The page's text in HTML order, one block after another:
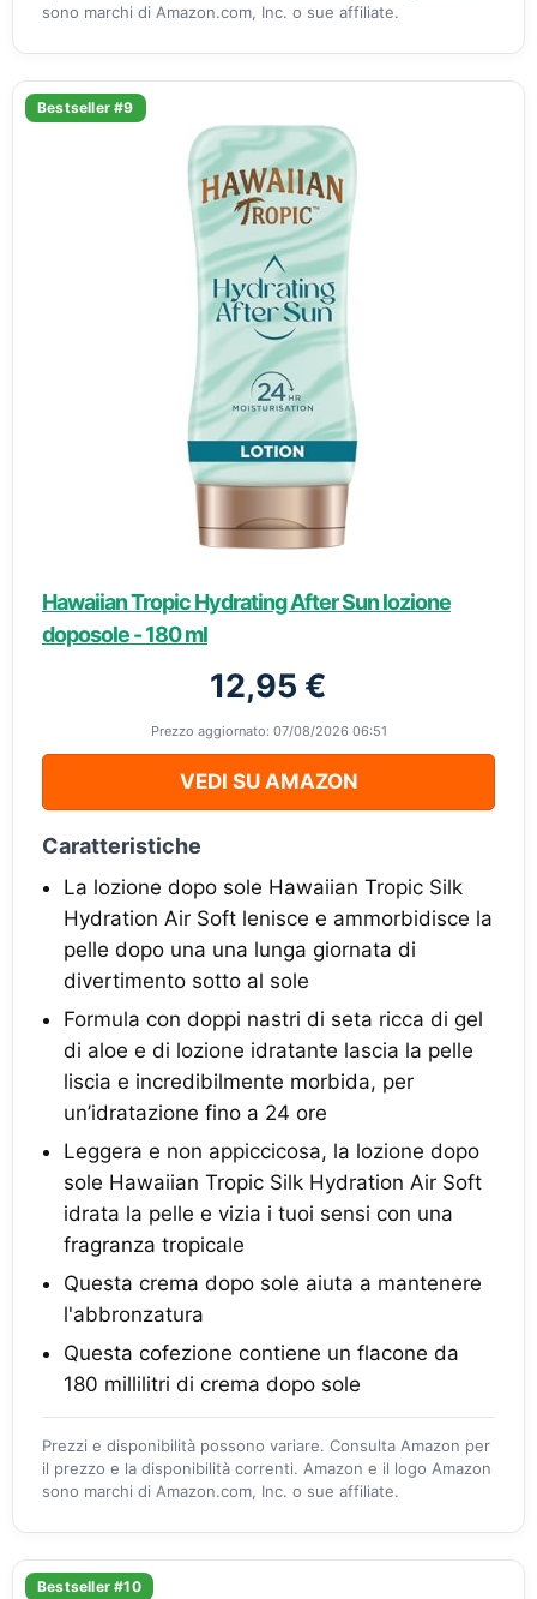
sono marchi di Amazon.com, Inc. o sue affiliate.
Bestseller #9
Hawaiian Tropic Hydrating After Sun lozione
doposole - 180 ml
12,95 €
Prezzo aggiornato: 07/08/2026 06:51
VEDI SU AMAZON
Caratteristiche
La lozione dopo sole Hawaiian Tropic Silk
Hydration Air Soft lenisce e ammorbidisce la
pelle dopo una una lunga giornata di
divertimento sotto al sole
Formula con doppi nastri di seta ricca di gel
di aloe e di lozione idratante lascia la pelle
liscia e incredibilmente morbida, per
un’idratazione fino a 24 ore
Leggera e non appiccicosa, la lozione dopo
sole Hawaiian Tropic Silk Hydration Air Soft
idrata la pelle e vizia i tuoi sensi con una
fragranza tropicale
Questa crema dopo sole aiuta a mantenere
l'abbronzatura
Questa cofezione contiene un flacone da
180 millilitri di crema dopo sole
Prezzi e disponibilità possono variare. Consulta Amazon per
il prezzo e la disponibilità correnti. Amazon e il logo Amazon
sono marchi di Amazon.com, Inc. o sue affiliate.
Bestseller #10